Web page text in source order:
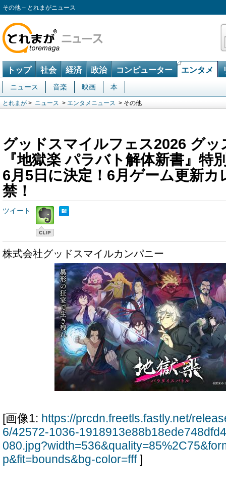
その他 – とれまがニュース
トップ 社会 経済 政治 コンピューター エンタメ
ニュース 音楽 映画 本
とれまが > ニュース > エンタメニュース > その他
グッドスマイルフェス2026 グッ
『地獄楽 パラバト解体新書』特
6月5日に決定！6月ゲーム更新カ
禁！
ツイート
株式会社グッドスマイルカンパニー
[画像1: https://prcdn.freetls.fastly.net/
6/42572-1036-
p&fit=bounds&bg-color=fff]